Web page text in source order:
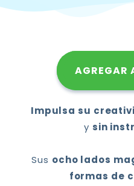
AGREGAR
Impulsa su
y sin
Sus ocho lados
formas de